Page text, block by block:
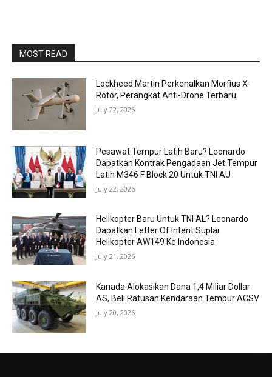
MOST READ
Lockheed Martin Perkenalkan Morfius X-
Rotor, Perangkat Anti-Drone Terbaru
July 22, 2026
Pesawat Tempur Latih Baru? Leonardo
Dapatkan Kontrak Pengadaan Jet Tempur
Latih M346 F Block 20 Untuk TNI AU
July 22, 2026
Helikopter Baru Untuk TNI AL? Leonardo
Dapatkan Letter Of Intent Suplai
Helikopter AW149 Ke Indonesia
July 21, 2026
Kanada Alokasikan Dana 1,4 Miliar Dollar
AS, Beli Ratusan Kendaraan Tempur ACSV
July 20, 2026